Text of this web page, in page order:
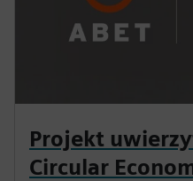
Projekt
Circular